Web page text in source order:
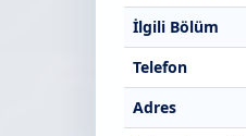
İlgili Bölüm
Telefon
Adres